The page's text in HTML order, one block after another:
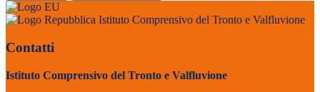
Istituto Comprensivo del Tronto e Valfluvione
Contatti
Istituto Comprensivo del Tronto e Valfluvione